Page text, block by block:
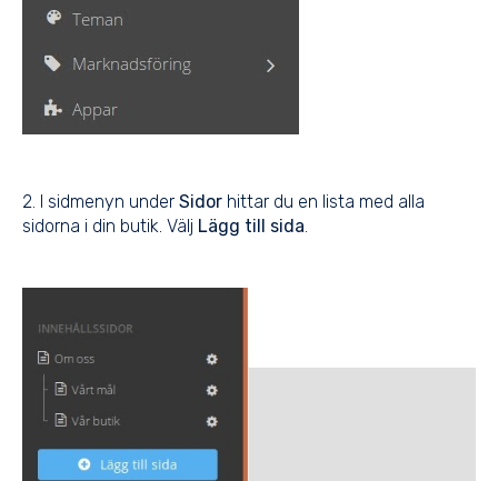
2. I sidmenyn under Sidor hittar du en lista med alla
sidorna i din butik. Välj Lägg till sida